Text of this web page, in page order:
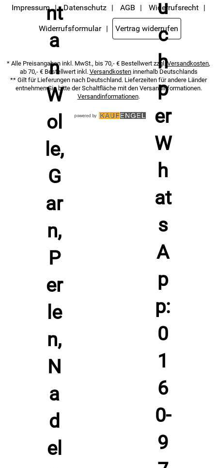
Impressum Datenschutz AGB Widerrufsrecht
Widerrufsformular Vertrag widerrufen
* Alle Preisangaben inkl. MwSt., bis 70,- € Bestellwert zzgl. Versandkosten,
ab 70,- € Bestellwert inkl. Versandkosteninnerhalb Deutschlands
** Gilt für Lieferungen nach Deutschland. Lieferzeiten für andere Länder
entnehmen Sie bitte der Schaltfläche mit den Versandinformationen.
Versandinformationen.